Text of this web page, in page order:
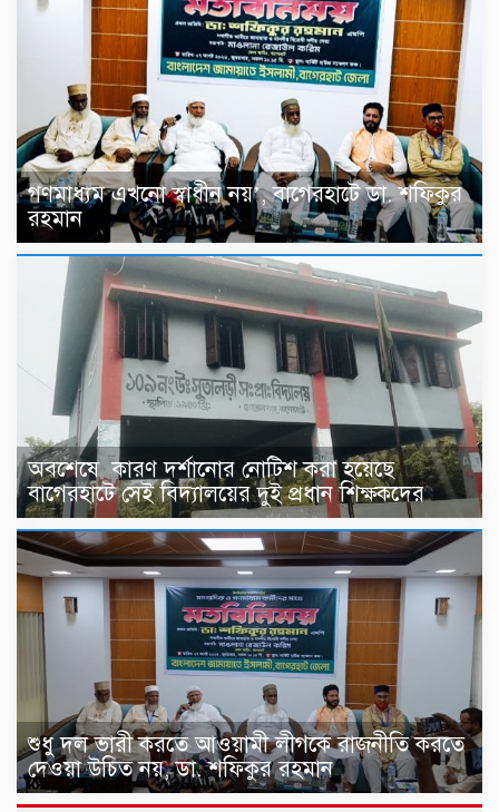
গণমাধ্যম এখনো স্বাধীন নয়’, বাগেরহাটে ডা. শফিকুর
রহমান
অবশেষে কারণ দর্শানোর নোটিশ করা হয়েছে
বাগেরহাটে সেই বিদ্যালয়ের দুই প্রধান শিক্ষকদের
শুধু দল ভারী করতে আওয়ামী লীগকে রাজনীতি করতে
দেওয়া উচিত নয়, ডা. শফিকুর রহমান